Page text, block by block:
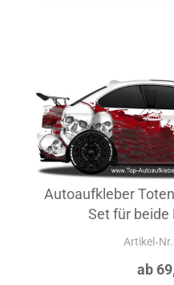
Autoaufkleber
Set für beide
ab